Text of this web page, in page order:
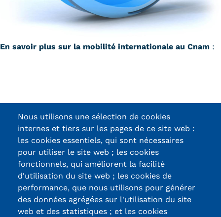
En savoir plus sur la mobilité internationale au Cnam :
Certifications /
Labels qualité
Nous utilisons une sélection de cookies
internes et tiers sur les pages de ce site web :
les cookies essentiels, qui sont nécessaires
pour utiliser le site web ; les cookies
fonctionnels, qui améliorent la facilité
d'utilisation du site web ; les cookies de
performance, que nous utilisons pour générer
des données agrégées sur l'utilisation du site
web et des statistiques ; et les cookies